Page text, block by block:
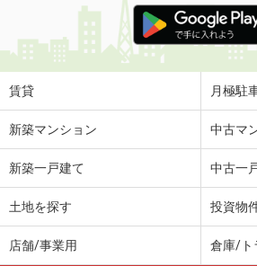
賃貸 月極駐
新築マンション 中古マ
新築一戸建て 中古一
土地を探す 投資物
店舗/事業用 倉庫/ト